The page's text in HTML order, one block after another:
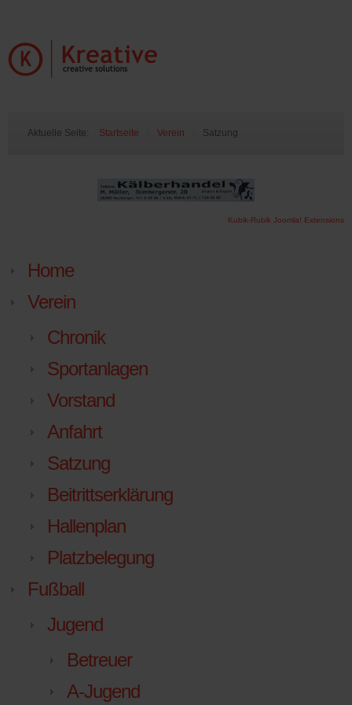
Aktuelle Seite: Startseite Verein Satzung
Kubik-Rubik Joomla! Extensions
Home
Verein
Chronik
Sportanlagen
Vorstand
Anfahrt
Satzung
Beitrittserklärung
Hallenplan
Platzbelegung
Fußball
Jugend
Betreuer
A-Jugend